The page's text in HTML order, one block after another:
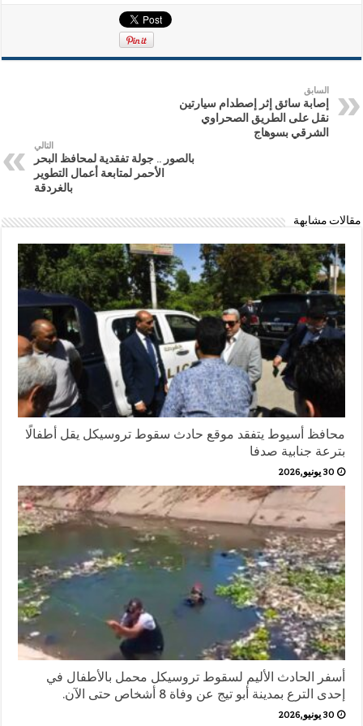
السابق
إصابة سائق إثر إصطدام سيارتين
نقل على الطريق الصحراوي
الشرقي بسوهاج
التالي
بالصور .. جولة تفقدية لمحافظ البحر
الأحمر لمتابعة أعمال التطوير
بالغردقة
مقالات مشابهة
محافظ أسيوط يتفقد موقع حادث سقوط تروسيكل يقل أطفالًا
بترعة جنابية صدفا
30 يونيو,2026
أسفر الحادث الأليم لسقوط تروسيكل محمل بالأطفال في
إحدى الترع بمدينة أبو تيج عن وفاة 8 أشخاص حتى الآن.
30 يونيو,2026